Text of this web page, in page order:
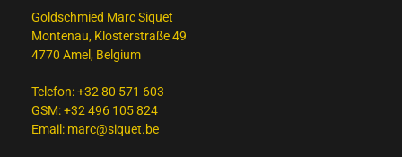
Goldschmied Marc Siquet
Montenau, Klosterstraße 49
4770 Amel, Belgium
Telefon:+32 80 571 603
GSM:+32 496 105 824
Email: marc@siquet.be